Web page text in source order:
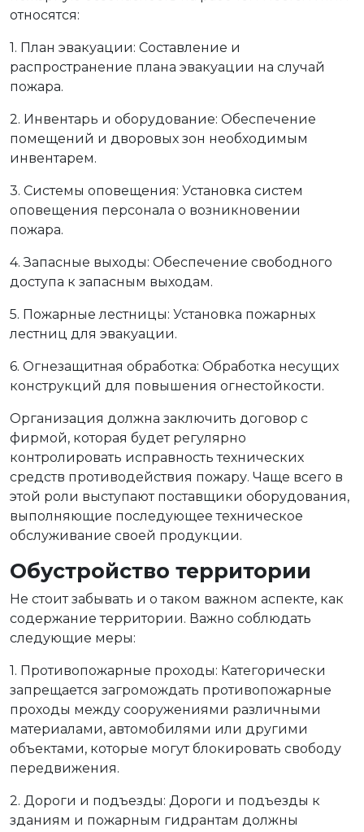
относятся:
1. План эвакуации: Составление и
распространение плана эвакуации на случай
пожара.
2. Инвентарь и оборудование: Обеспечение
помещений и дворовых зон необходимым
инвентарем.
3. Системы оповещения: Установка систем
оповещения персонала о возникновении
пожара.
4. Запасные выходы: Обеспечение свободного
доступа к запасным выходам.
5. Пожарные лестницы: Установка пожарных
лестниц для эвакуации.
6. Огнезащитная обработка: Обработка несущих
конструкций для повышения огнестойкости.
Организация должна заключить договор с
фирмой, которая будет регулярно
контролировать исправность технических
средств противодействия пожару. Чаще всего в
этой роли выступают поставщики оборудования,
выполняющие последующее техническое
обслуживание своей продукции.
Обустройство территории
Не стоит забывать и о таком важном аспекте, как
содержание территории. Важно соблюдать
следующие меры:
1. Противопожарные проходы: Категорически
запрещается загромождать противопожарные
проходы между сооружениями различными
материалами, автомобилями или другими
объектами, которые могут блокировать свободу
передвижения.
2. Дороги и подъезды: Дороги и подъезды к
зданиям и пожарным гидрантам должны